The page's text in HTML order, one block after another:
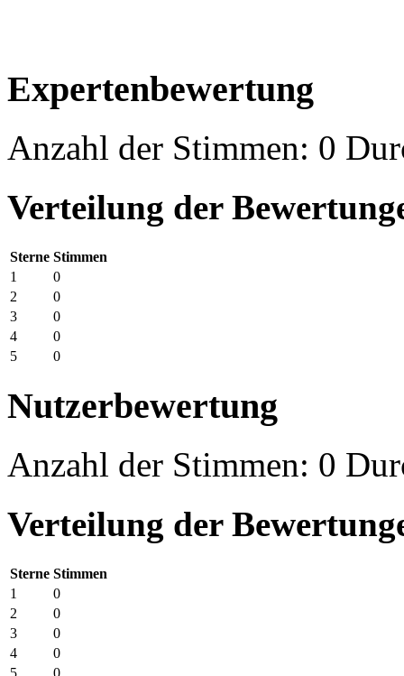
Expertenbewertung
Anzahl der Stimmen: 0
Verteilung der
Sterne Stimmen
1
0
2
0
3
0
4
0
5
0
Nutzerbewertung
Anzahl der Stimmen: 0
Verteilung der
Sterne Stimmen
1
0
2
0
3
0
4
0